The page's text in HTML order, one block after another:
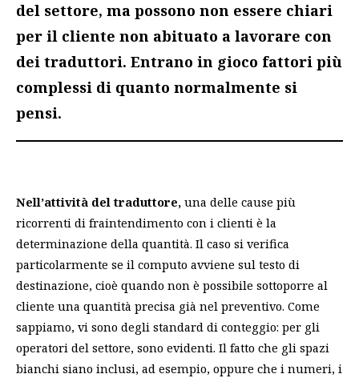
del settore, ma possono non essere chiari
per il cliente non abituato a lavorare con
dei traduttori. Entrano in gioco fattori più
complessi di quanto normalmente si
pensi.
Nell’attività del traduttore, una delle cause più
ricorrenti di fraintendimento con i clienti è la
determinazione della quantità. Il caso si verifica
particolarmente se il computo avviene sul testo di
destinazione, cioè quando non è possibile sottoporre al
cliente una quantità precisa già nel preventivo. Come
sappiamo, vi sono degli standard di conteggio: per gli
operatori del settore, sono evidenti. Il fatto che gli spazi
bianchi siano inclusi, ad esempio, oppure che i numeri, i